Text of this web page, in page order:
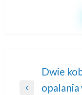
Dwie
opalania